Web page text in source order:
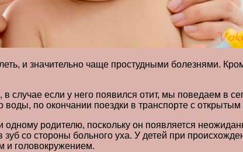
и значительно чаще простудными болезнями.
в случае если у него появился отит, мы поведаем в
по окончании поездки в транспорте с
одному родителю, поскольку он появляется
со стороны больного уха. У детей при
и головокружением.